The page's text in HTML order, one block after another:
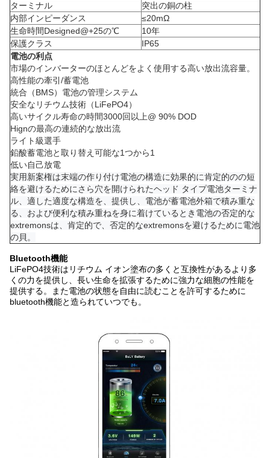
ターミナル
突出の銅の柱
内部インピーダンス
≤20mΩ
生命時間Designed@+25の℃
10年
保護クラス
IP65
電池の利点
市場のインバーターのほとんどをよく使用する高い放出流容量。
高性能の牽引/蓄電池
統合（BMS）電池の管理システム
安全なリチウム技術（LiFePO4）
高いサイクル寿命の時間3000回以上@ 90% DOD
Hignの最高の連続的な放出流
ライト級選手
鉛酸蓄電池と取り替え可能な1つから1
低い自己放電
実用新案権は末端の作り付け電池の構造に効果的に肯定的のの短
絡を避けるためにさら穴を開けられたヘッド タイプ電池ターミナ
ル、適した適度な構造を、提供し、電池が蓄電池外箱で積み重な
る、および便利な積み重ねを身に着けているとき電池の否定的な
extremonsは、肯定的で、否定的なextremonsを避けるために電池
の貝。
Bluetooth機能
LiFePO4技術はリチウム イオン塗布の多くと互換性があるより多
くの力を提供し、長い生命を拡張するために強力な細胞の性能を
提供する。また電池の状態を自由に読むことを許可するために
bluetooth機能と造られていつでも。